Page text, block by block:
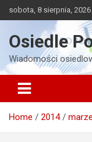
to
sobota, 8 sierpnia, 2026
Osiedle
Wiadomości
Home 2014